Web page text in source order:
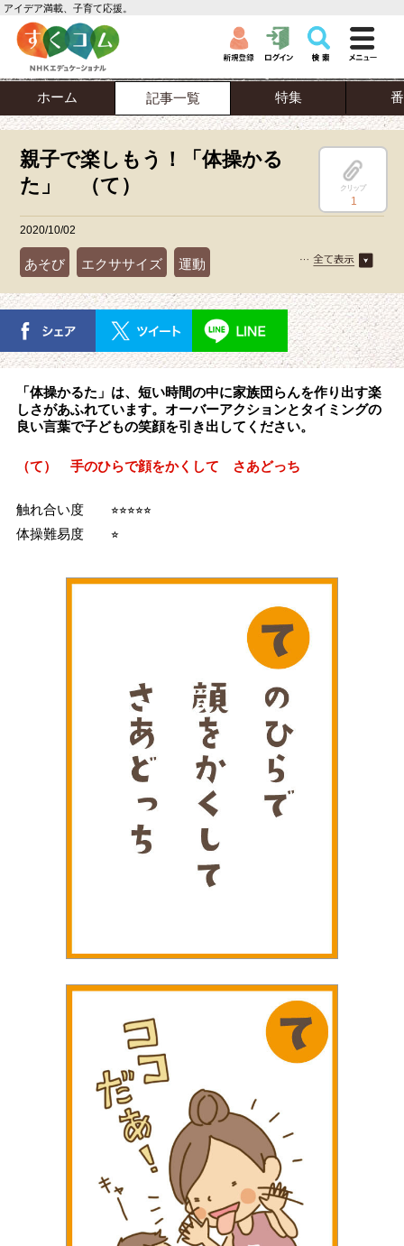
アイデア満載、子育て応援。
ホーム 記事一覧 特集
親子で楽しもう！「体操かる
た」 （て）
クリップ
1
2020/10/02
あそび エクササイズ 運動
「体操かるた」は、短い時間の中に家族団らんを作り出す楽
しさがあふれています。オーバーアクションとタイミングの
良い言葉で子どもの笑顔を引き出してください。
（て） 手のひらで顔をかくして さあどっち
触れ合い度 ⭐︎⭐︎⭐︎⭐︎⭐︎
体操難易度 ⭐︎